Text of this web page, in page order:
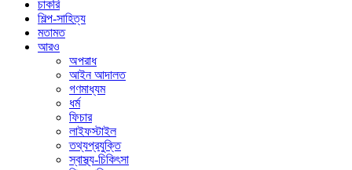
চাকরি
শিল্প-সাহিত্য
মতামত
আরও
অপরাধ
আইন আদালত
গণমাধ্যম
ধর্ম
ফিচার
লাইফস্টাইল
তথ্যপ্রযুক্তি
স্বাস্থ্য-চিকিৎসা